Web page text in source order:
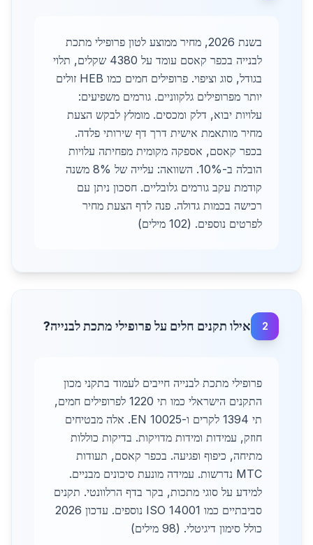
בשנת 2026, מחיר ממוצע לטון פרופילי מתכת
לבנייה בכפר קאסם עומד על 4380 שקלים, תלוי
בגודל, סוג וציפוי. פרופילים חמים כמו HEB זולים
יותר מפרופילים גלקווניים. גורמים משפיעים:
עלויות יבוא, דלק ומכסים. מומלץ לבקש הצעת
מחיר מותאמת אישית דרך דף שירותי פלדה.
בכפר קאסם, אספקה מקומית מפחיתה עלויות
הובלה ב-10%. השוואה: עלייה של 8% משנה
קודמת עקב גורמים גלובליים. חסכון ניתן עם
רכישה בכמות גדולה. פנה לדף הצעת מחיר
לפרטים נוספים. (102 מילים)
2 אילו תקנים חלים על פרופילי מתכת לבנייה?
פרופילי מתכת לבנייה חייבים לעמוד בתקני מכון
התקנים הישראלי כמו תי 1220 לפרופילים חמים,
תי 1394 לקרים ו-EN 10025. אלה מבטיחים
חוזק, עמידות ומידות מדויקות. בדיקות כוללות
מתיחה, כיפוף ופגיעה. בכפר קאסם, תעודות
MTC נדרשות. עמידה מונעת סיכונים מבניים.
למידע על סוגי מתכות, בקר בדף הרלוונטי. תקנים
סביבתיים כמו ISO 14001 נוספים. עדכון 2026
כולל סימון דיגיטלי. (98 מילים)